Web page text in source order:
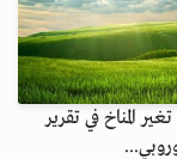
المناخ في تقرير